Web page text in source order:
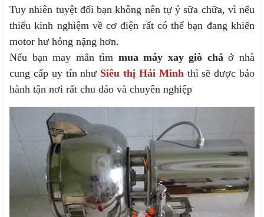
Tuy nhiên tuyệt đối bạn không nên tự ý sữa chữa, vì nếu
thiếu kinh nghiệm về cơ điện rất có thể bạn đang khiến
motor hư hỏng nặng hơn.
Nếu bạn may mắn tìm mua máy xay giò chả ở nhà
cung cấp uy tín như Siêu thị Hải Minh thì sẽ được bảo
hành tận nơi rất chu đáo và chuyên nghiệp